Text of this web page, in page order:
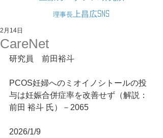
理事長 上昌広SNS
CareNet
2月14日
研究員　前田裕斗
PCOS妊婦へのミオイノシトールの投
与は妊娠合併症率を改善せず（解説：
前田 裕斗 氏）－2065
2026/1/9